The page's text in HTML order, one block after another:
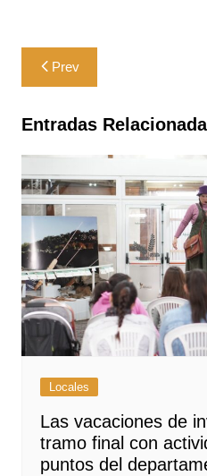
Navegación
de
entradas
Prev
Entradas
Locales
Las vacaciones de
tramo final con
puntos del